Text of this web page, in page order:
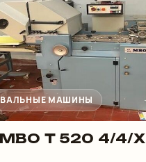
МАШИНЫ
T 520 4/4/X